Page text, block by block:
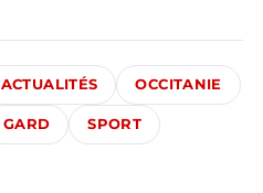
ACTUALITÉS OCCITANIE
GARD SPORT